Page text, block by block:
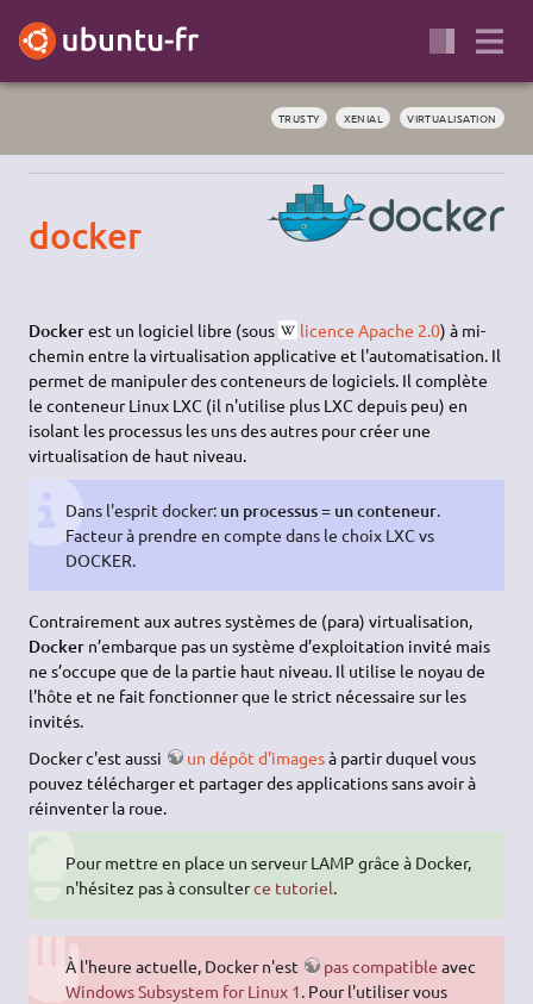
TRUSTY XENIAL VIRTUALISATION
docker
Dockerest un logiciel libre (sous licence Apache 2.0) à mi-
chemin entre la virtualisation applicative et l'automatisation. Il
permet de manipuler des conteneurs de logiciels. Il complète
le conteneur Linux LXC (il n'utilise plus LXC depuis peu) en
isolant les processus les uns des autres pour créer une
virtualisation de haut niveau.
Dans l'esprit docker: un processus = un conteneur.
Facteur à prendre en compte dans le choix LXC vs
DOCKER.
Contrairement aux autres systèmes de (para) virtualisation,
Docker n’embarque pas un système d’exploitation invité mais
ne s’occupe que de la partie haut niveau. Il utilise le noyau de
l'hôte et ne fait fonctionner que le strict nécessaire sur les
invités.
Docker c'est aussi
un dépôt d'imagesà partir duquel vous
pouvez télécharger et partager des applications sans avoir à
réinventer la roue.
Pour mettre en place un serveur LAMP grâce à Docker,
n'hésitez pas à consulterce tutoriel.
À l'heure actuelle, Docker n'est pas compatible avec
Windows Subsystem for Linux 1. Pour l'utiliser vous